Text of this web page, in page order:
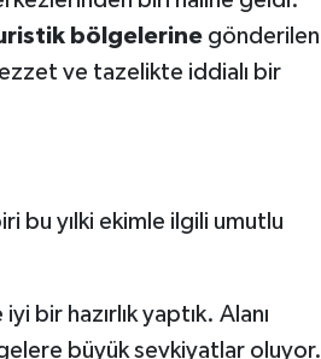
bölgelerinegönderilen
ve tazelikte iddialı bir
bu yılki ekimle ilgili umutlu
bir hazırlık yaptık. Alanı
büyük sevkiyatlar oluyor.